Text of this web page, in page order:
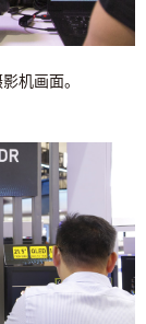
机画面。